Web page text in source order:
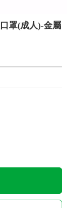
罩(成人)-金屬